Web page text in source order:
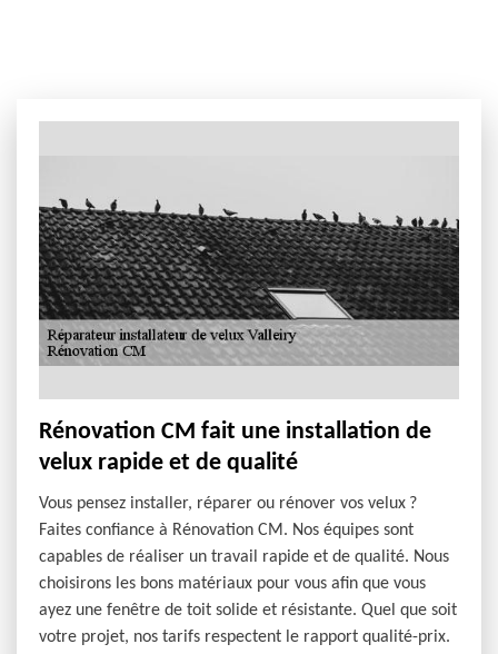
Rénovation CM fait une installation de
velux rapide et de qualité
Vous pensez installer, réparer ou rénover vos velux ?
Faites confiance à Rénovation CM. Nos équipes sont
capables de réaliser un travail rapide et de qualité. Nous
choisirons les bons matériaux pour vous afin que vous
ayez une fenêtre de toit solide et résistante. Quel que soit
votre projet, nos tarifs respectent le rapport qualité-prix.